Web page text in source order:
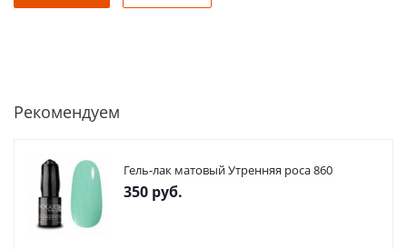
Рекомендуем
Гель-лак матовый Утренняя роса 860
350 руб.